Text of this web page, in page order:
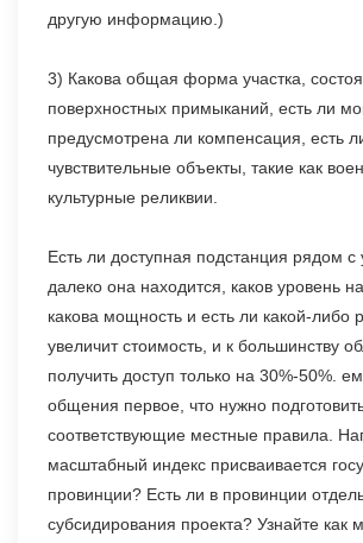
другую информацию.)
3) Какова общая форма участка,
поверхностных примыканий, есть ли
предусмотрена ли компенсация, есть
чувствительные объекты, такие как
культурные реликвии.
Есть ли доступная подстанция рядом с
далеко она находится, каков уровень
какова мощность и есть ли какой-либо
увеличит стоимость, и к большинству
получить доступ только на 30%-50%.
общения первое, что нужно
соответствующие местные правила.
масштабный индекс присваивается
провинции? Есть ли в провинции
субсидирования проекта? Узнайте как